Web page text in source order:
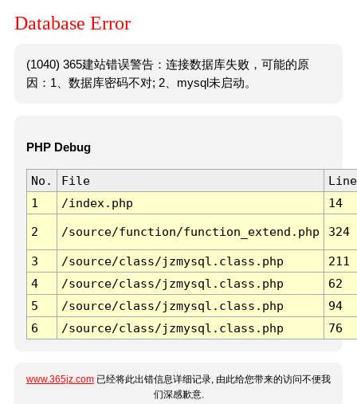
Database Error
(1040) 365建站错误警告：连接数据库失败，可能的原
因：1、数据库密码不对; 2、mysql未启动。
PHP Debug
No. File
Line
1
/index.php 14
2 /source/function/function_extend.php 324
3 /source/class/jzmysql.class.php
211
4
/source/class/jzmysql.class.php
62
5
/source/class/jzmysql.class.php
94
6
/source/class/jzmysql.class.php 76
www.365jz.com 已经将此出错信息详细记录, 由此给您带来的访问不便我
们深感歉意.